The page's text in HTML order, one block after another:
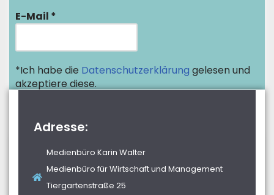
E-Mail *
*Ich habe die Datenschutzerklärung gelesen und
akzeptiere diese.
Adresse:
Medienbüro Karin Walter
Medienbüro für Wirtschaft und Management
Tiergartenstraße 25